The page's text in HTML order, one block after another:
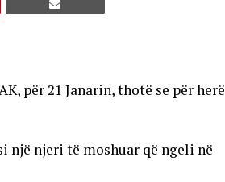
për 21 Janarin, thotë se për herë
një njeri të moshuar që ngeli në